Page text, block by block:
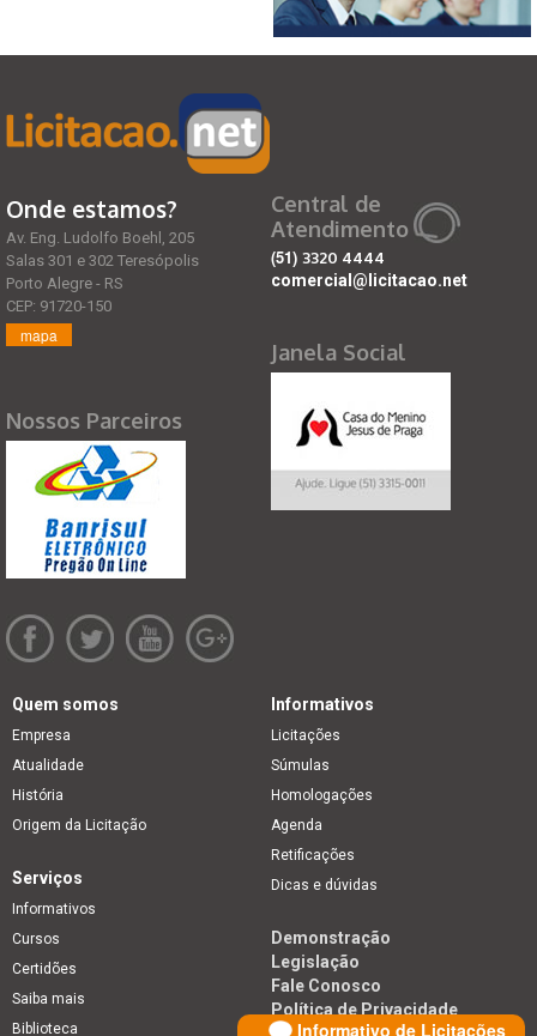
Informativo de Licitações
Onde estamos?
Av. Eng. Ludolfo Boehl, 205
Salas 301 e 302 Teresópolis
Porto Alegre - RS
CEP: 91720-150
mapa
Nossos Parceiros
Central de
Atendimento
(51) 3320 4444
comercial@licitacao.net
Janela Social
Quem somos
Empresa
Atualidade
História
Origem da Licitação
Informativos
Licitações
Súmulas
Homologações
Agenda
Retificações
Dicas e dúvidas
Serviços
Informativos
Cursos
Certidões
Saiba mais
Biblioteca
Demonstração
Legislação
Fale Conosco
Política de Privacidade